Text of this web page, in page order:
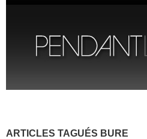
ARTICLES TAGUÉS BURE